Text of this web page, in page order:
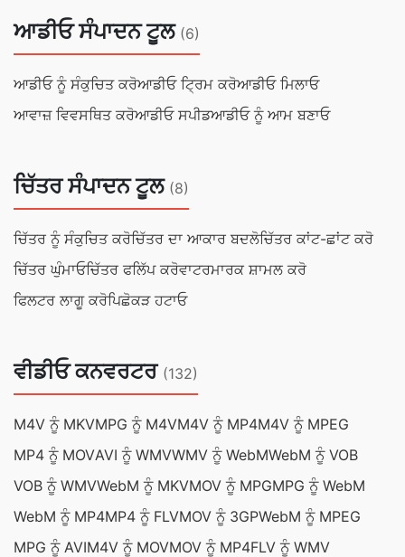
ਆਡੀਓ ਸੰਪਾਦਨ ਟੂਲ (6)
ਆਡੀਓ ਨੂੰ ਸੰਕੁਚਿਤ ਕਰੋਆਡੀਓ ਟ੍ਰਿਮ ਕਰੋਆਡੀਓ ਮਿਲਾਓ
ਆਵਾਜ਼ ਵਿਵਸਥਿਤ ਕਰੋਆਡੀਓ ਸਪੀਡਆਡੀਓ ਨੂੰ ਆਮ ਬਣਾਓ
ਚਿੱਤਰ ਸੰਪਾਦਨ ਟੂਲ (8)
ਚਿੱਤਰ ਨੂੰ ਸੰਕੁਚਿਤ ਕਰੋਚਿੱਤਰ ਦਾ ਆਕਾਰ ਬਦਲੋਚਿੱਤਰ ਕਾਂਟ-ਛਾਂਟ ਕਰੋ
ਚਿੱਤਰ ਘੁੰਮਾਓਚਿੱਤਰ ਫਲਿੱਪ ਕਰੋਵਾਟਰਮਾਰਕ ਸ਼ਾਮਲ ਕਰੋ
ਫਿਲਟਰ ਲਾਗੂ ਕਰੋਪਿਛੋਕੜ ਹਟਾਓ
ਵੀਡੀਓ ਕਨਵਰਟਰ (132)
M4V ਨੂੰ MKVMPG ਨੂੰ M4VM4V ਨੂੰ MP4M4V ਨੂੰ MPEG
MP4 ਨੂੰ MOVAVI ਨੂੰ WMVWMV ਨੂੰ WebMWebM ਨੂੰ VOB
VOB ਨੂੰ WMVWebM ਨੂੰ MKVMOV ਨੂੰ MPGMPG ਨੂੰ WebM
WebM ਨੂੰ MP4MP4 ਨੂੰ FLVMOV ਨੂੰ 3GPWebM ਨੂੰ MPEG
MPG ਨੂੰ AVIM4V ਨੂੰ MOVMOV ਨੂੰ MP4FLV ਨੂੰ WMV